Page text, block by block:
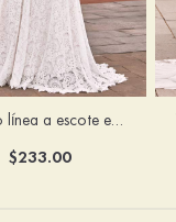
Vestido línea a escote en v encaje cola de barrido vestido de novia
$233.00